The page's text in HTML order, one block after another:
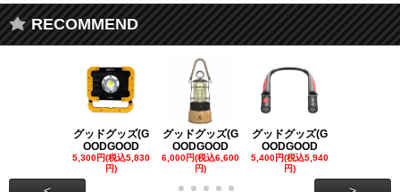
RECOMMEND
グッドグッズ(G
OODGOOD
5,300円(税込5,830
円)
グッドグッズ(G
OODGOOD
6,000円(税込6,600
円)
グッドグッズ(G
OODGOOD
5,400円(税込5,940
円)